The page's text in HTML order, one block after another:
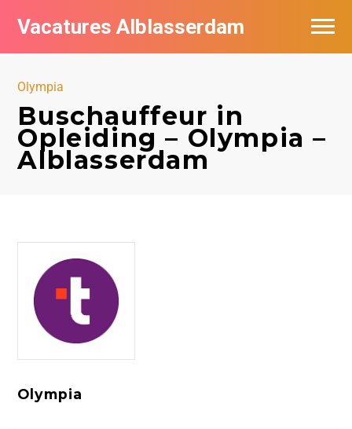
Vacatures Alblasserdam
Olympia
Buschauffeur in
Opleiding – Olympia –
Alblasserdam
Olympia
Vacatures per bedrijf in Alblasserdam
De populairste vacatures in Alblasserdam